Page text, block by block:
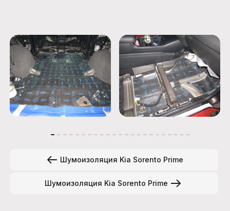
Шумоизоляция Kia Sorento Prime
Шумоизоляция Kia Sorento Prime